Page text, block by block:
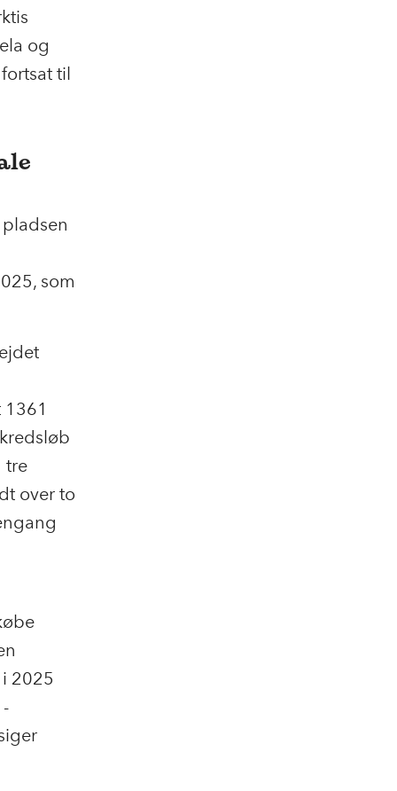
og
til
pladsen
, som
tre
over to
2025